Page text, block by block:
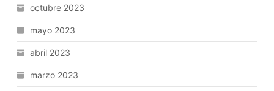
octubre 2023
mayo 2023
abril 2023
marzo 2023